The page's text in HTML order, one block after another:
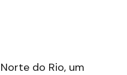
do Rio, um